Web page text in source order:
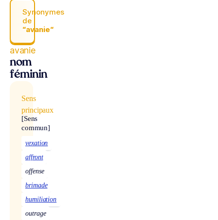
Synonymes
de
“avanie“
avanie
nom
féminin
Sens
principaux
[Sens
commun]
vexation
affront
offense
brimade
humiliation
outrage